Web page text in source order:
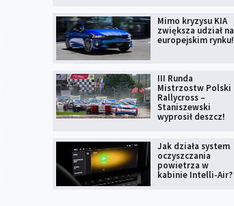
Mimo kryzysu KIA
zwiększa udział na
europejskim rynku!
III Runda
Mistrzostw Polski
Rallycross –
Staniszewski
wyprosił deszcz!
Jak działa system
oczyszczania
powietrza w
kabinie Intelli-Air?